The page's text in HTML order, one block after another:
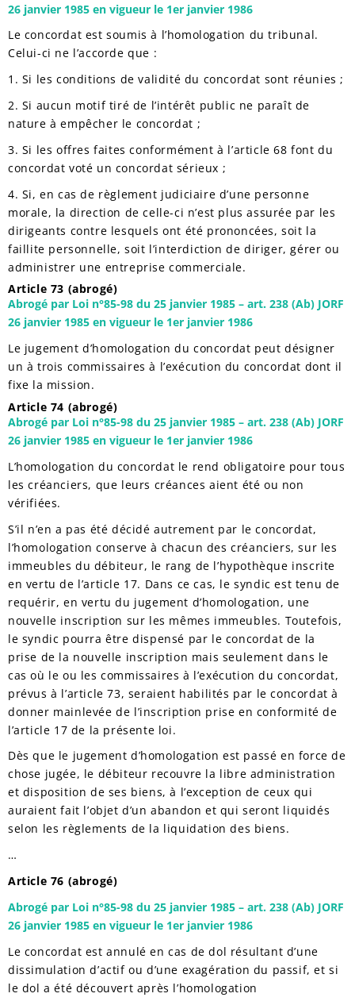
26 janvier 1985 en vigueur le 1er janvier 1986
Le concordat est soumis à l’homologation du tribunal.
Celui-ci ne l’accorde que :
1. Si les conditions de validité du concordat sont réunies ;
2. Si aucun motif tiré de l’intérêt public ne paraît de
nature à empêcher le concordat ;
3. Si les offres faites conformément à l’article 68 font du
concordat voté un concordat sérieux ;
4. Si, en cas de règlement judiciaire d’une personne
morale, la direction de celle-ci n’est plus assurée par les
dirigeants contre lesquels ont été prononcées, soit la
faillite personnelle, soit l’interdiction de diriger, gérer ou
administrer une entreprise commerciale.
Article 73 (abrogé)
Abrogé par Loi n°85-98 du 25 janvier 1985 – art. 238 (Ab) JORF
26 janvier 1985 en vigueur le 1er janvier 1986
Le jugement d’homologation du concordat peut désigner
un à trois commissaires à l’exécution du concordat dont il
fixe la mission.
Article 74 (abrogé)
Abrogé par Loi n°85-98 du 25 janvier 1985 – art. 238 (Ab) JORF
26 janvier 1985 en vigueur le 1er janvier 1986
L’homologation du concordat le rend obligatoire pour tous
les créanciers, que leurs créances aient été ou non
vérifiées.
S’il n’en a pas été décidé autrement par le concordat,
l’homologation conserve à chacun des créanciers, sur les
immeubles du débiteur, le rang de l’hypothèque inscrite
en vertu de l’article 17. Dans ce cas, le syndic est tenu de
requérir, en vertu du jugement d’homologation, une
nouvelle inscription sur les mêmes immeubles. Toutefois,
le syndic pourra être dispensé par le concordat de la
prise de la nouvelle inscription mais seulement dans le
cas où le ou les commissaires à l’exécution du concordat,
prévus à l’article 73, seraient habilités par le concordat à
donner mainlevée de l’inscription prise en conformité de
l’article 17 de la présente loi.
Dès que le jugement d’homologation est passé en force de
chose jugée, le débiteur recouvre la libre administration
et disposition de ses biens, à l’exception de ceux qui
auraient fait l’objet d’un abandon et qui seront liquidés
selon les règlements de la liquidation des biens.
…
Article 76 (abrogé)
Abrogé par Loi n°85-98 du 25 janvier 1985 – art. 238 (Ab) JORF
26 janvier 1985 en vigueur le 1er janvier 1986
Le concordat est annulé en cas de dol résultant d’une
dissimulation d’actif ou d’une exagération du passif, et si
le dol a été découvert après l’homologation